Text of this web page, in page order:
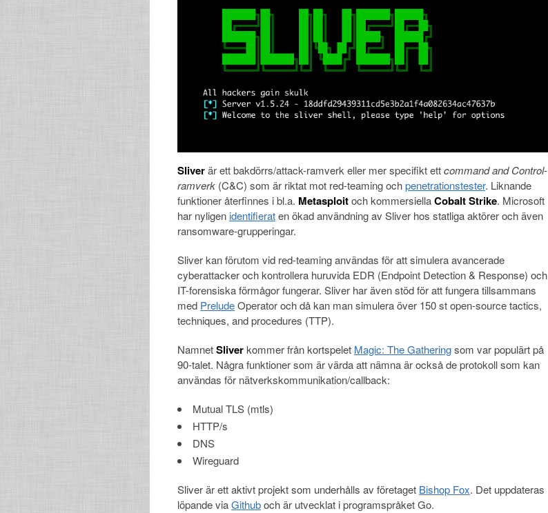
Sliverär ett bakdörrs/attack-ramverk eller mer specifikt ettcommand and Control-
ramverk (C&C) som är riktat mot red-teaming ochpenetrationstester. Liknande
funktioner återfinnes i bl.a. Metasploitoch kommersiellaCobalt Strike. Microsoft
har nyligen identifieraten ökad användning av Sliver hos statliga aktörer och även
ransomware-grupperingar.
Sliver kan förutom vid red-teaming användas för att simulera avancerade
cyberattacker och kontrollera huruvida EDR (Endpoint Detection & Response) och
IT-forensiska förmågor fungerar. Sliver har även stöd för att fungera tillsammans
med PreludeOperator och då kan man simulera över 150 st open-source tactics,
techniques, and procedures (TTP).
NamnetSliverkommer från kortspelet Magic: The Gatheringsom var populärt på
90-talet. Några funktioner som är värda att nämna är också de protokoll som kan
användas för nätverkskommunikation/callback:
Mutual TLS (mtls)
HTTP/s
DNS
Wireguard
Sliver är ett aktivt projekt som underhålls av företaget Bishop Fox. Det uppdateras
löpande viaGithuboch är utvecklat i programspråket Go.